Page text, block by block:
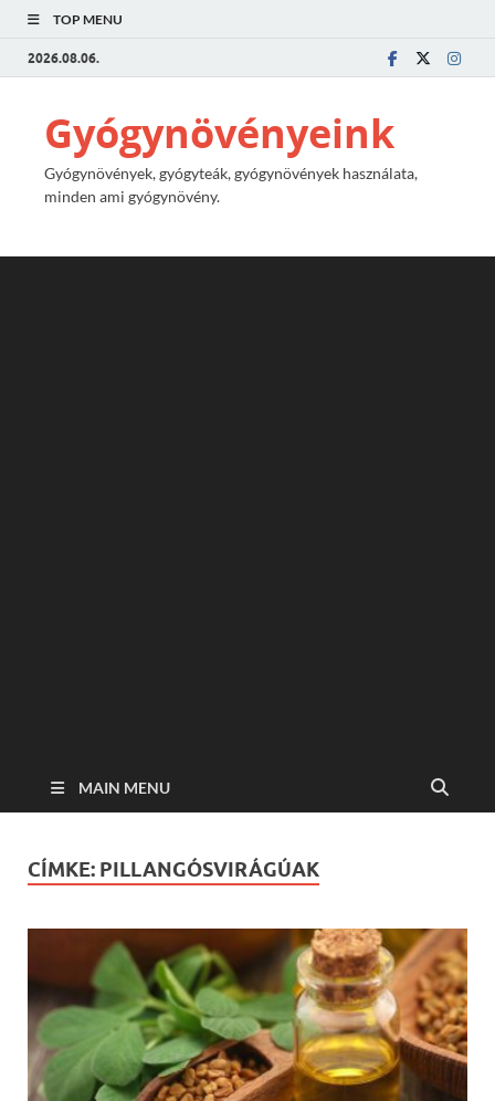
TOP MENU
2026.08.06.
Gyógynövényeink
Gyógynövények, gyógyteák, gyógynövények használata,
minden ami gyógynövény.
MAIN MENU
CÍMKE: PILLANGÓSVIRÁGÚAK